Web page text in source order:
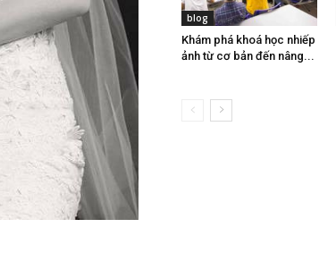
blog
Khám phá khoá học nhiếp
ảnh từ cơ bản đến nâng...